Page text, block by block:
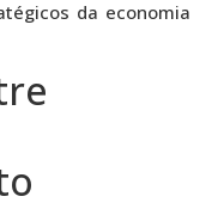
da economia